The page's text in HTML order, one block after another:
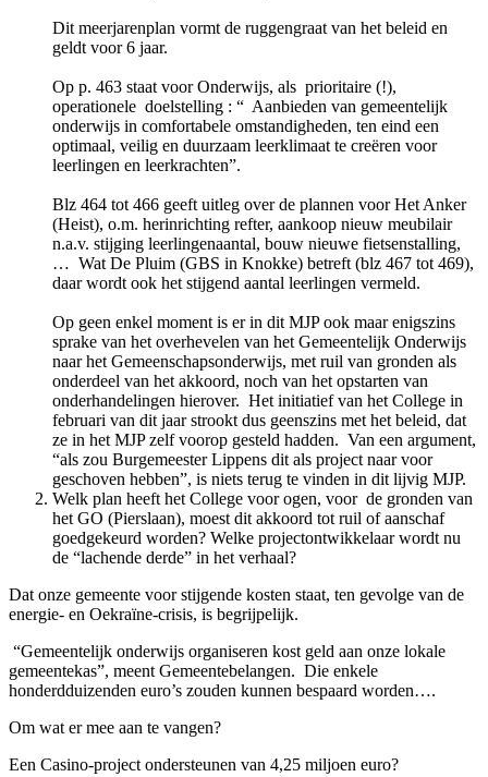
Dit meerjarenplan vormt de ruggengraat van het beleid en
geldt voor 6 jaar.
Op p. 463 staat voor Onderwijs, als prioritaire (!),
operationele doelstelling : “ Aanbieden van gemeentelijk
onderwijs in comfortabele omstandigheden, ten eind een
optimaal, veilig en duurzaam leerklimaat te creëren voor
leerlingen en leerkrachten”.
Blz 464 tot 466 geeft uitleg over de plannen voor Het Anker
(Heist), o.m. herinrichting refter, aankoop nieuw meubilair
n.a.v. stijging leerlingenaantal, bouw nieuwe fietsenstalling,
… Wat De Pluim (GBS in Knokke) betreft (blz 467 tot 469),
daar wordt ook het stijgend aantal leerlingen vermeld.
Op geen enkel moment is er in dit MJP ook maar enigszins
sprake van het overhevelen van het Gemeentelijk Onderwijs
naar het Gemeenschapsonderwijs, met ruil van gronden als
onderdeel van het akkoord, noch van het opstarten van
onderhandelingen hierover. Het initiatief van het College in
februari van dit jaar strookt dus geenszins met het beleid, dat
ze in het MJP zelf voorop gesteld hadden. Van een argument,
“als zou Burgemeester Lippens dit als project naar voor
geschoven hebben”, is niets terug te vinden in dit lijvig MJP.
Welk plan heeft het College voor ogen, voor de gronden van
het GO (Pierslaan), moest dit akkoord tot ruil of aanschaf
goedgekeurd worden? Welke projectontwikkelaar wordt nu
de “lachende derde” in het verhaal?
Dat onze gemeente voor stijgende kosten staat, ten gevolge van de
energie- en Oekraïne-crisis, is begrijpelijk.
“Gemeentelijk onderwijs organiseren kost geld aan onze lokale
gemeentekas”, meent Gemeentebelangen. Die enkele
honderdduizenden euro’s zouden kunnen bespaard worden….
Om wat er mee aan te vangen?
Een Casino-project ondersteunen van 4,25 miljoen euro?